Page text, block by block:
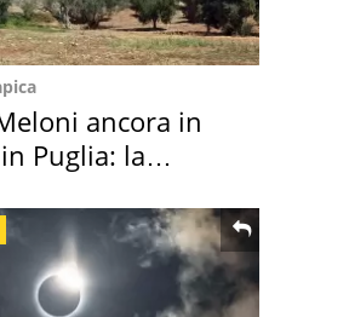
ancora in
Puglia: la